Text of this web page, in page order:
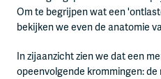
Om te begrijpen wat een
bekijken we even de anatomie
In zijaanzicht zien we dat een
opeenvolgende krommingen: de